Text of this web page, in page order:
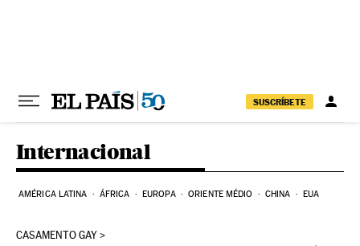
SUSCRÍBETE
Internacional
AMÉRICA LATINA ÁFRICA EUROPA ORIENTE MÉDIO CHINA EUA
CASAMENTO GAY